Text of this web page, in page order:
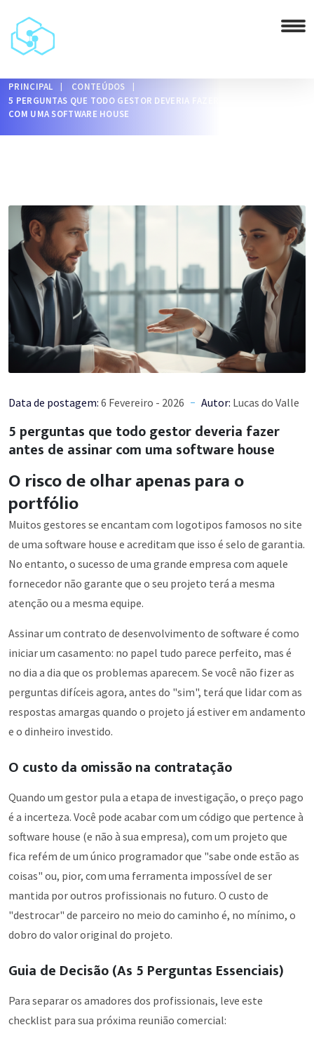
PRINCIPAL
CONTEÚDOS
5 PERGUNTAS QUE TODO GESTOR DEVERIA FAZER ANTES DE ASSINAR
COM UMA SOFTWARE HOUSE
Data de postagem: 6 Fevereiro - 2026 Autor: Lucas do Valle
5 perguntas que todo gestor deveria fazer
antes de assinar com uma software house
O risco de olhar apenas para o
portfólio
Muitos gestores se encantam com logotipos famosos no site
de uma software house e acreditam que isso é selo de garantia.
No entanto, o sucesso de uma grande empresa com aquele
fornecedor não garante que o seu projeto terá a mesma
atenção ou a mesma equipe.
Assinar um contrato de desenvolvimento de software é como
iniciar um casamento: no papel tudo parece perfeito, mas é
no dia a dia que os problemas aparecem. Se você não fizer as
perguntas difíceis agora, antes do "sim", terá que lidar com as
respostas amargas quando o projeto já estiver em andamento
e o dinheiro investido.
O custo da omissão na contratação
Quando um gestor pula a etapa de investigação, o preço pago
é a incerteza. Você pode acabar com um código que pertence à
software house (e não à sua empresa), com um projeto que
fica refém de um único programador que "sabe onde estão as
coisas" ou, pior, com uma ferramenta impossível de ser
mantida por outros profissionais no futuro. O custo de
"destrocar" de parceiro no meio do caminho é, no mínimo, o
dobro do valor original do projeto.
Guia de Decisão (As 5 Perguntas Essenciais)
Para separar os amadores dos profissionais, leve este
checklist para sua próxima reunião comercial: